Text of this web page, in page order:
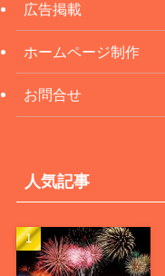
広告掲載
ホームページ制作
お問合せ
人気記事